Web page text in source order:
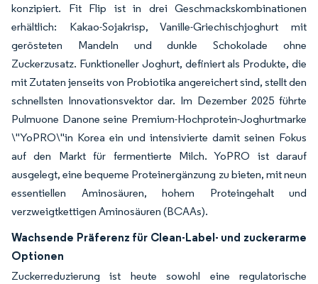
konzipiert. Fit Flip ist in drei Geschmackskombinationen
erhältlich: Kakao-Sojakrisp, Vanille-Griechischjoghurt mit
gerösteten Mandeln und dunkle Schokolade ohne
Zuckerzusatz. Funktioneller Joghurt, definiert als Produkte, die
mit Zutaten jenseits von Probiotika angereichert sind, stellt den
schnellsten Innovationsvektor dar. Im Dezember 2025 führte
Pulmuone Danone seine Premium-Hochprotein-Joghurtmarke
\"YoPRO\"in Korea ein und intensivierte damit seinen Fokus
auf den Markt für fermentierte Milch. YoPRO ist darauf
ausgelegt, eine bequeme Proteinergänzung zu bieten, mit neun
essentiellen Aminosäuren, hohem Proteingehalt und
verzweigtkettigen Aminosäuren (BCAAs).
Wachsende Präferenz für Clean-Label- und zuckerarme
Optionen
Zuckerreduzierung ist heute sowohl eine regulatorische